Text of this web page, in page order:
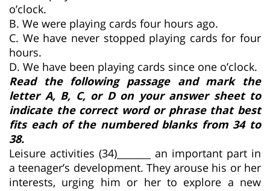
o’clock.
B. We were playing cards four hours ago.
C. We have never stopped playing cards for four
hours.
D. We have been playing cards since one o’clock.
Read the following passage and mark the
letter A, B, C, or D on your answer sheet to
indicate the correct word or phrase that best
fits each of the numbered blanks from 34 to
38.
Leisure activities (34)_______ an important part in
a teenager’s development. They arouse his or her
interests, urging him or her to explore a new